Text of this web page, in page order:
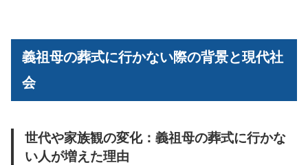
義祖母の葬式に行かない際の背景と現代社
会
世代や家族観の変化：義祖母の葬式に行かな
い人が増えた理由